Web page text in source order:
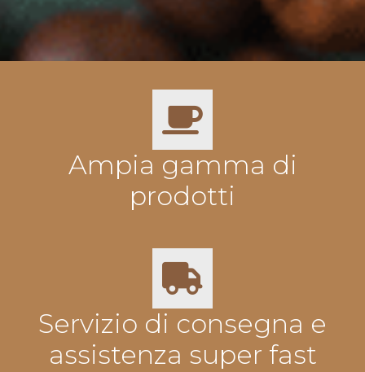
Ampia gamma di
prodotti
Servizio di consegna e
assistenza super fast